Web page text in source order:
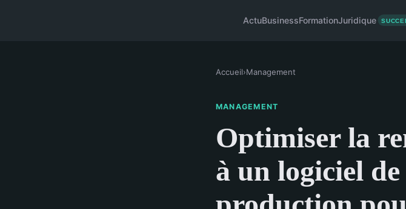
ActuBusinessFormationJuridique
Accueil›Management
MANAGEMENT
Optimiser la
à un logiciel